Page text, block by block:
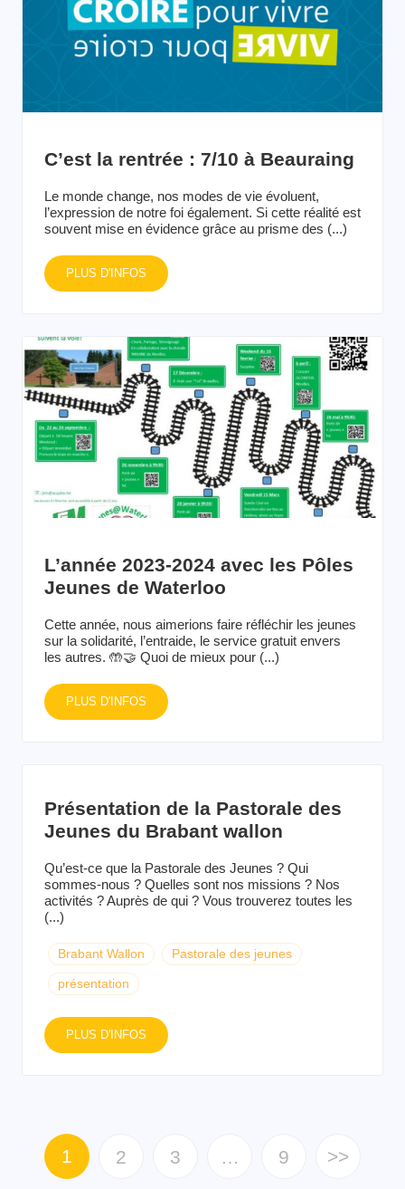
C’est la rentrée : 7/10 à Beauraing
Le monde change, nos modes de vie évoluent,
l’expression de notre foi également. Si cette réalité est
souvent mise en évidence grâce au prisme des (...)
PLUS D'INFOS
L’année 2023-2024 avec les Pôles
Jeunes de Waterloo
Cette année, nous aimerions faire réfléchir les jeunes
sur la solidarité, l’entraide, le service gratuit envers
les autres. 🤲🤝 Quoi de mieux pour (...)
PLUS D'INFOS
Présentation de la Pastorale des
Jeunes du Brabant wallon
Qu’est-ce que la Pastorale des Jeunes ? Qui
sommes-nous ? Quelles sont nos missions ? Nos
activités ? Auprès de qui ? Vous trouverez toutes les
(...)
Brabant Wallon Pastorale des jeunes
présentation
PLUS D'INFOS
1 2 3 … 9 >>